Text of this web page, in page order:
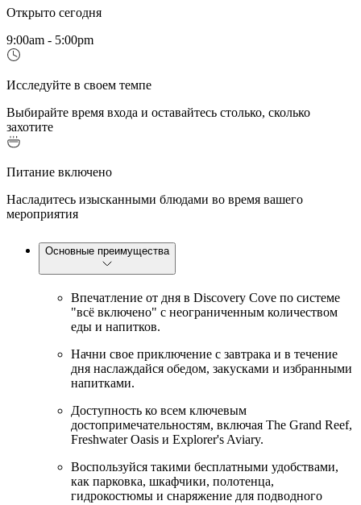
Открыто сегодня
9:00am - 5:00pm
Исследуйте в своем темпе
Выбирайте время входа и оставайтесь столько, сколько
захотите
Питание включено
Насладитесь изысканными блюдами во время вашего
мероприятия
Основные преимущества
Впечатление от дня в Discovery Cove по системе
"всё включено" с неограниченным количеством
еды и напитков.
Начни свое приключение с завтрака и в течение
дня наслаждайся обедом, закусками и избранными
напитками.
Доступность ко всем ключевым
достопримечательностям, включая The Grand Reef,
Freshwater Oasis и Explorer's Aviary.
Воспользуйся такими бесплатными удобствами,
как парковка, шкафчики, полотенца,
гидрокостюмы и снаряжение для подводного